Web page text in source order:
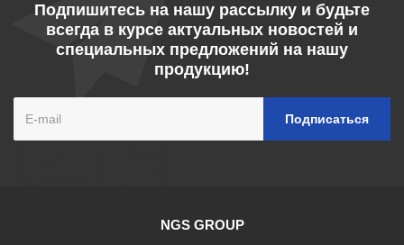
Подпишитесь на нашу рассылку и будьте
всегда в курсе актуальных новостей и
специальных предложений на нашу
продукцию!
NGS GROUP